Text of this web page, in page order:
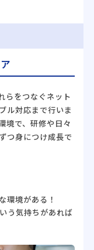
らをつなぐネット
ル対応まで行いま
境で、研修や日々
つ身につけ成長で
環境がある！
う気持ちがあれば